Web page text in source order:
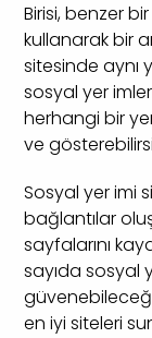
Birisi, benzer
kullanarak bir
sitesinde aynı
sosyal yer
herhangi bir
ve
Sosyal yer imi
bağlantılar
sayfalarını
sayıda sosyal
en iyi siteleri